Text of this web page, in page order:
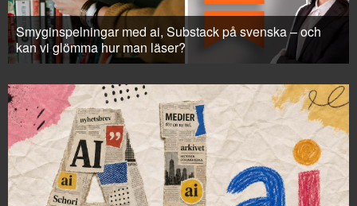
Smyginspelningar med ai, Substack på svenska – och
kan vi glömma hur man läser?